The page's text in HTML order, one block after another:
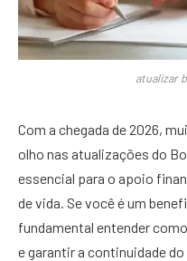
atualizar
Com a chegada de 2026,
olho nas atualizações do
essencial para o apoio
de vida. Se você é um
fundamental entender
e garantir a continuidade